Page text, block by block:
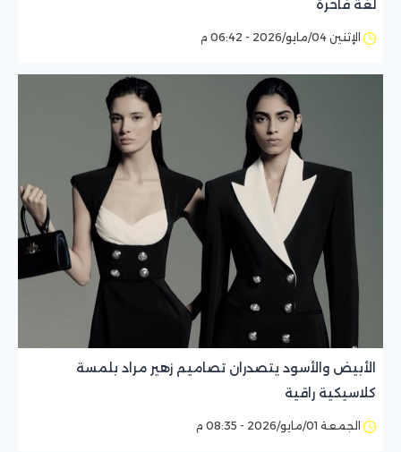
لغة فاخرة
الإثنين 04/مايو/2026 - 06:42 م
الأبيض والأسود يتصدران تصاميم زهير مراد بلمسة
كلاسيكية راقية
الجمعة 01/مايو/2026 - 08:35 م